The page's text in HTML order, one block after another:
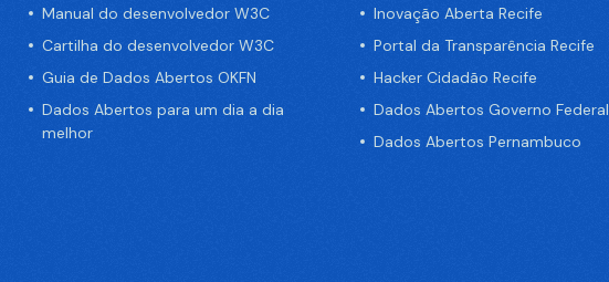
Manual do desenvolvedor W3C
Cartilha do desenvolvedor W3C
Guia de Dados Abertos OKFN
Dados Abertos para um dia a dia
melhor
Inovação Aberta Recife
Portal da Transparência Recife
Hacker Cidadão Recife
Dados Abertos Governo Federal
Dados Abertos Pernambuco